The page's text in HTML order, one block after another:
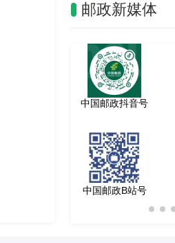
邮政新媒体
中国邮政抖音号
中国邮政B站号